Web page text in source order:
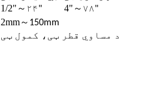
1/2" ～ ۲۴" 4" ～ ۷۸"
2mm～ 150mm
د مساوي قطر ټی، کمول ټی